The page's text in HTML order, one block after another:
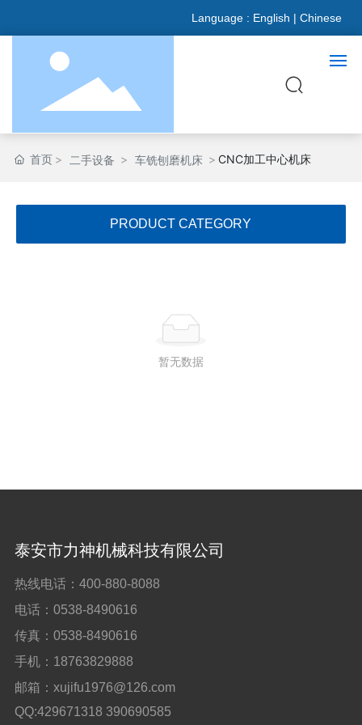
Language : English | Chinese
网站首页
产品展示
首页 二手设备 车铣刨磨机床 CNC加工中心机床
PRODUCT CATEGORY
暂无数据
泰安市力神机械科技有限公司
热线电话： 400-880-8088
电话： 0538-8490616
传真： 0538-8490616
手机： 18763829888
邮箱： xujifu1976@126.com
QQ:429671318 390690585